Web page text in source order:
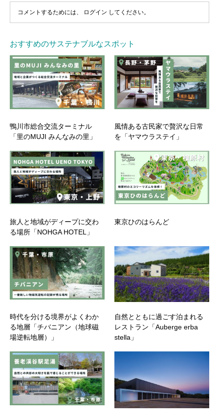
コメントするためには、 ログイン してください。
おすすめのサステナブルなスポット
鴨川市総合交流ターミナル
「里のMUJI みんなみの里」
風情ある古民家で贅沢な日常
を「ヤマウラステイ」
旅人と地域がディープに交わ
る場所「NOHGA HOTEL」
東京ひのはらんど
時代を分ける境界がよくわか
る地層「チバニアン（地球磁
場逆転地層）」
自然とともに過ごす泊まれる
レストラン「Auberge erba
stella」